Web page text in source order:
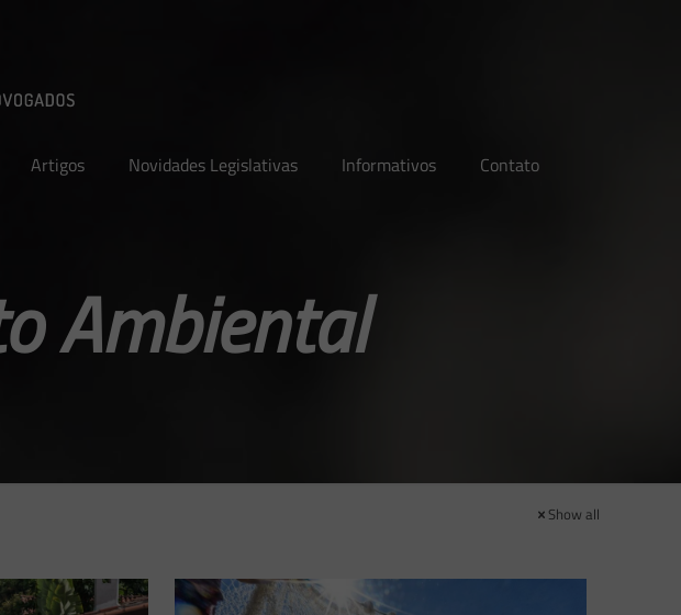
Artigos Novidades Legislativas Informativos Contato
Ambiental
Show all